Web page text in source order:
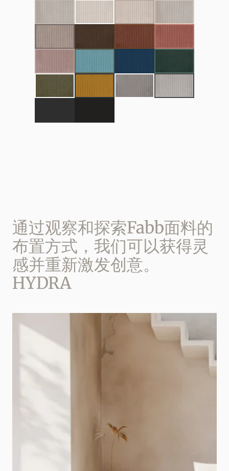
通过观察和探索Fabb面料的
布置方式，我们可以获得灵
感并重新激发创意。
HYDRA